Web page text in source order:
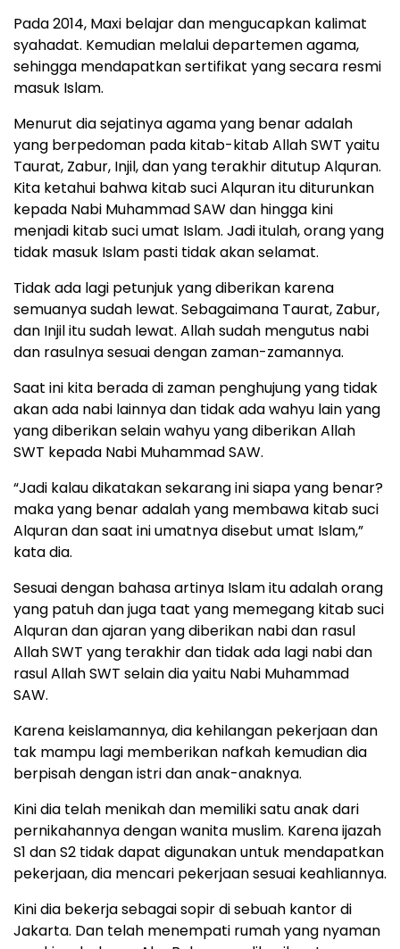
Pada 2014, Maxi belajar dan mengucapkan kalimat
syahadat. Kemudian melalui departemen agama,
sehingga mendapatkan sertifikat yang secara resmi
masuk Islam.
Menurut dia sejatinya agama yang benar adalah
yang berpedoman pada kitab-kitab Allah SWT yaitu
Taurat, Zabur, Injil, dan yang terakhir ditutup Alquran.
Kita ketahui bahwa kitab suci Alquran itu diturunkan
kepada Nabi Muhammad SAW dan hingga kini
menjadi kitab suci umat Islam. Jadi itulah, orang yang
tidak masuk Islam pasti tidak akan selamat.
Tidak ada lagi petunjuk yang diberikan karena
semuanya sudah lewat. Sebagaimana Taurat, Zabur,
dan Injil itu sudah lewat. Allah sudah mengutus nabi
dan rasulnya sesuai dengan zaman-zamannya.
Saat ini kita berada di zaman penghujung yang tidak
akan ada nabi lainnya dan tidak ada wahyu lain yang
yang diberikan selain wahyu yang diberikan Allah
SWT kepada Nabi Muhammad SAW.
“Jadi kalau dikatakan sekarang ini siapa yang benar?
maka yang benar adalah yang membawa kitab suci
Alquran dan saat ini umatnya disebut umat Islam,”
kata dia.
Sesuai dengan bahasa artinya Islam itu adalah orang
yang patuh dan juga taat yang memegang kitab suci
Alquran dan ajaran yang diberikan nabi dan rasul
Allah SWT yang terakhir dan tidak ada lagi nabi dan
rasul Allah SWT selain dia yaitu Nabi Muhammad
SAW.
Karena keislamannya, dia kehilangan pekerjaan dan
tak mampu lagi memberikan nafkah kemudian dia
berpisah dengan istri dan anak-anaknya.
Kini dia telah menikah dan memiliki satu anak dari
pernikahannya dengan wanita muslim. Karena ijazah
S1 dan S2 tidak dapat digunakan untuk mendapatkan
pekerjaan, dia mencari pekerjaan sesuai keahliannya.
Kini dia bekerja sebagai sopir di sebuah kantor di
Jakarta. Dan telah menempati rumah yang nyaman